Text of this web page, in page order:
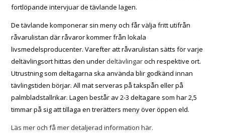
fortlöpande intervjuar de tävlande lagen.
De tävlande komponerar sin meny och får välja fritt utifrån
råvarulistan där råvaror kommer från lokala
livsmedelsproducenter. Varefter att råvarulistan sätts för varje
deltävlingsort hittas den under deltävlingaroch respektive ort.
Utrustning som deltagarna ska använda blir godkänd innan
tävlingstiden börjar. All mat serveras på takspån eller på
palmbladstallrikar. Lagen består av 2-3 deltagare som har 2,5
timmar på sig att tillaga en trerätters meny över öppen eld.
Läs mer och få mer detaljerad information här.